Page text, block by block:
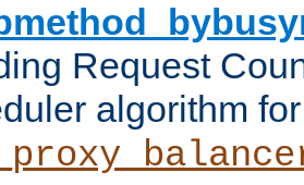
Request
algorithm for